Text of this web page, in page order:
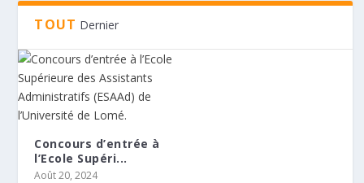
TOUT Dernier
Concours d’entrée à
l’Ecole Supéri...
Août 20, 2024